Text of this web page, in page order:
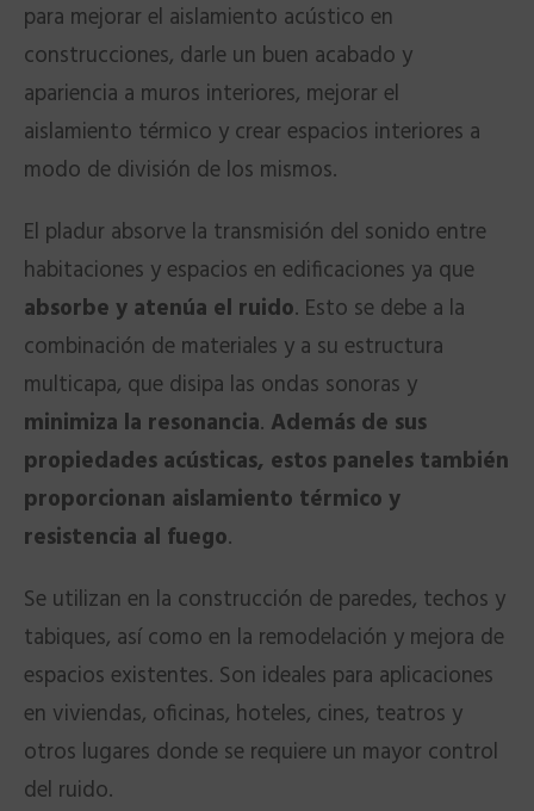
para mejorar el aislamiento acústico en
construcciones, darle un buen acabado y
apariencia a muros interiores, mejorar el
aislamiento térmico y crear espacios interiores a
modo de división de los mismos.
El pladur absorve la transmisión del sonido entre
habitaciones y espacios en edificaciones ya que
absorbe y atenúa el ruido. Esto se debe a la
combinación de materiales y a su estructura
multicapa, que disipa las ondas sonoras y
minimiza la resonancia. Además de sus
propiedades acústicas, estos paneles también
proporcionan aislamiento térmico y
resistencia al fuego.
Se utilizan en la construcción de paredes, techos y
tabiques, así como en la remodelación y mejora de
espacios existentes. Son ideales para aplicaciones
en viviendas, oficinas, hoteles, cines, teatros y
otros lugares donde se requiere un mayor control
del ruido.